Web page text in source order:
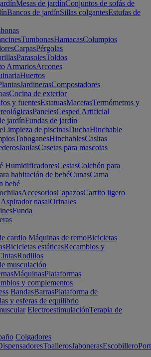
Mesas de jardínConjuntos de sofás de
Bancos de jardínSillas colgantesEstufas de
TumbonasHamacasColumpios
CarpasPérgolas
ParasolesToldos
ArmariosArcones
Huertos
JardinerasCompostadores
Cocina de exterior
y fuentesEstatuasMacetasTermómetros y
PanelesCesped Artificial
jardínFundas de jardín
Limpieza de piscinasDuchaHinchable
ToboganesHinchablesCasitas
JaulasCasetas para mascotas
HumidificadoresCestasColchón para
habitación de bebéCunasCama
bebé
AccesoriosCapazosCarrito ligero
Aspirador nasalOrinales
Funda
cardio Máquinas de remoBicicletas
Bicicletas estáticasRecambios y
Rodillos
musculación
MáquinasPlataformas
y complementos
BandasBarrasPlataforma de
y esferas de equilibrio
ElectroestimulaciónTerapia de
Colgadores
ToallerosJabonerasEscobillero